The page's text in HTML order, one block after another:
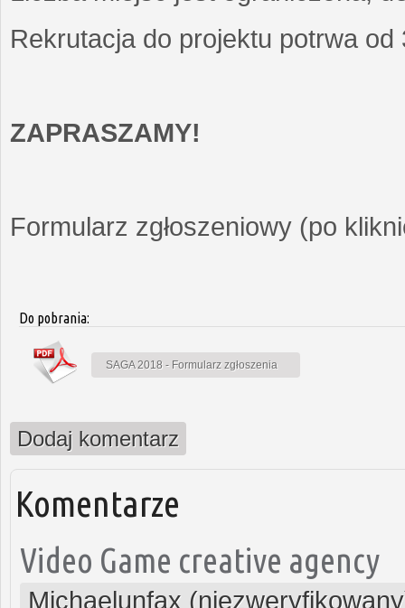
Rekrutacja do projektu potrwa
ZAPRASZAMY!
Formularz zgłoszeniowy (po
Do pobrania:
SAGA 2018 - Formularz zgłoszenia
Dodaj komentarz
Komentarze
Video Game creative agency
Michaelunfax